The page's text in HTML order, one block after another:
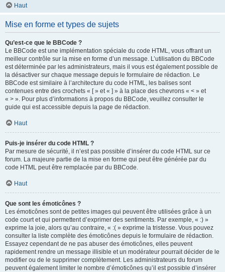
Haut
Mise en forme et types de sujets
Qu’est-ce que le BBCode ?
Le BBCode est une implémentation spéciale du code HTML, vous offrant un
meilleur contrôle sur la mise en forme d’un message. L’utilisation du BBCode
est déterminée par les administrateurs, mais il vous est également possible de
la désactiver sur chaque message depuis le formulaire de rédaction. Le
BBCode est similaire à l’architecture du code HTML, les balises sont
contenues entre des crochets « [ » et « ] » à la place des chevrons « < » et
« > ». Pour plus d’informations à propos du BBCode, veuillez consulter le
guide qui est accessible depuis la page de rédaction.
Haut
Puis-je insérer du code HTML ?
Par mesure de sécurité, il n’est pas possible d’insérer du code HTML sur ce
forum. La majeure partie de la mise en forme qui peut être générée par du
code HTML peut être remplacée par du BBCode.
Haut
Que sont les émoticônes ?
Les émoticônes sont de petites images qui peuvent être utilisées grâce à un
code court et qui permettent d’exprimer des sentiments. Par exemple, « :) »
exprime la joie, alors qu’au contraire, « :( » exprime la tristesse. Vous pouvez
consulter la liste complète des émoticônes depuis le formulaire de rédaction.
Essayez cependant de ne pas abuser des émoticônes, elles peuvent
rapidement rendre un message illisible et un modérateur pourrait décider de le
modifier ou de le supprimer complètement. Les administrateurs du forum
peuvent également limiter le nombre d’émoticônes qu’il est possible d’insérer